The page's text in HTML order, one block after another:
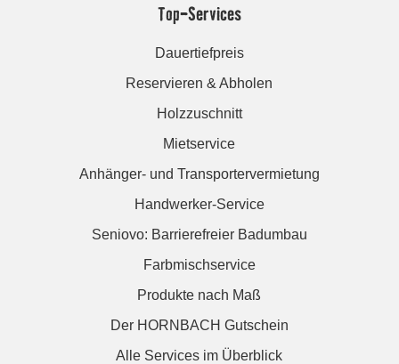
Top-Services
Dauertiefpreis
Reservieren & Abholen
Holzzuschnitt
Mietservice
Anhänger- und Transportervermietung
Handwerker-Service
Seniovo: Barrierefreier Badumbau
Farbmischservice
Produkte nach Maß
Der HORNBACH Gutschein
Alle Services im Überblick